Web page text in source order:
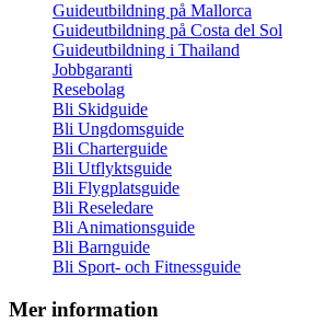
Guideutbildning på Mallorca
Guideutbildning på Costa del Sol
Guideutbildning i Thailand
Jobbgaranti
Resebolag
Bli Skidguide
Bli Ungdomsguide
Bli Charterguide
Bli Utflyktsguide
Bli Flygplatsguide
Bli Reseledare
Bli Animationsguide
Bli Barnguide
Bli Sport- och Fitnessguide
Mer information